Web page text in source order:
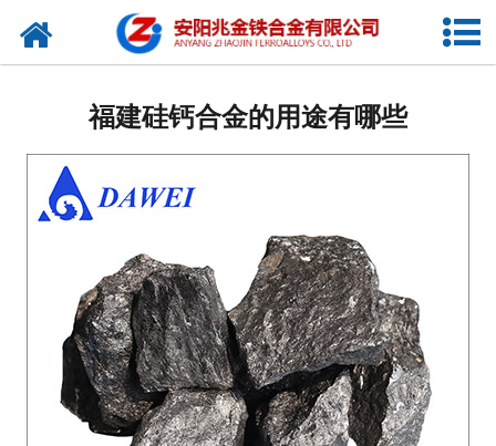
网站首页
厂容厂貌
视频中心
联系我们
福建硅钙合金的用途有哪些